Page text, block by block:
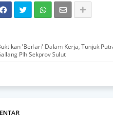
'Berlari' Dalam Kerja, Tunjuk
Plh Sekprov Sulut